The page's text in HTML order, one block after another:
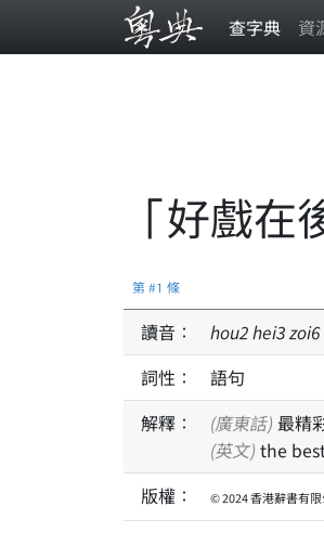
查字典 資
「好戲在
第 #1 條
讀音： hou2hei3zoi6
詞性：
語句
解釋：
(廣東話) 最精
(英文) the
版權：
© 2024 香港辭書有